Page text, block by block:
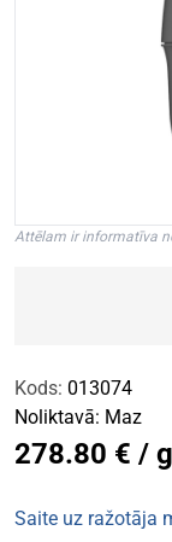
Attēlam ir informatīva
Kods: 013074
Noliktavā: Maz
278.80 € /
Saite uz ražotāja